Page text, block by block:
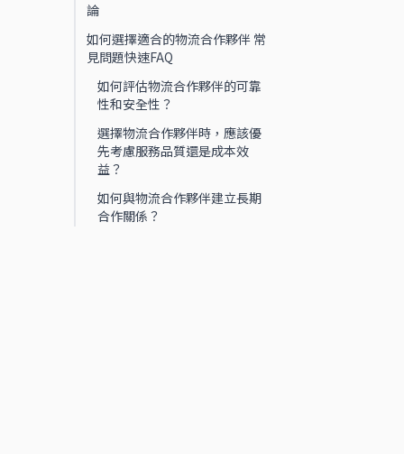
論
如何選擇適合的物流合作夥伴 常
見問題快速FAQ
如何評估物流合作夥伴的可靠
性和安全性？
選擇物流合作夥伴時，應該優
先考慮服務品質還是成本效
益？
如何與物流合作夥伴建立長期
合作關係？